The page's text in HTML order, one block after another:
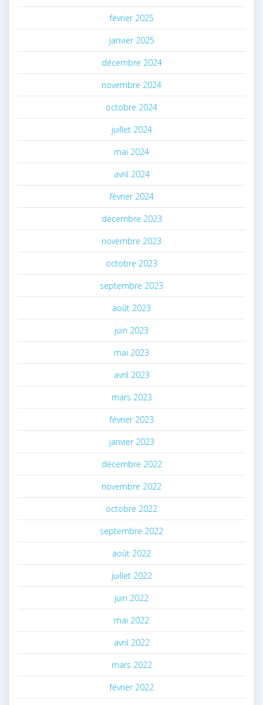
février 2025
janvier 2025
décembre 2024
novembre 2024
octobre 2024
juillet 2024
mai 2024
avril 2024
février 2024
décembre 2023
novembre 2023
octobre 2023
septembre 2023
août 2023
juin 2023
mai 2023
avril 2023
mars 2023
février 2023
janvier 2023
décembre 2022
novembre 2022
octobre 2022
septembre 2022
août 2022
juillet 2022
juin 2022
mai 2022
avril 2022
mars 2022
février 2022